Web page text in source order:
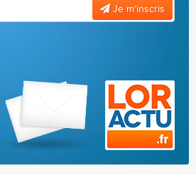
Je m’inscris